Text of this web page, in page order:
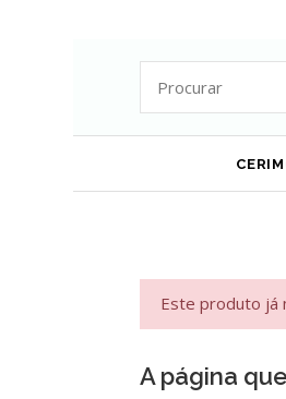
Este produto já
A página